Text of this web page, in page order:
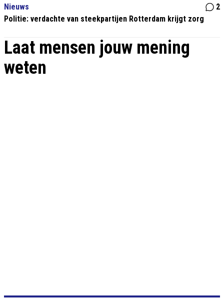
Nieuws
2
Politie: verdachte van steekpartijen Rotterdam krijgt zorg
Laat mensen jouw mening
weten